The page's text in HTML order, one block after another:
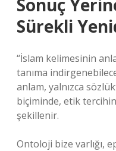
Sonuç
Sürekli
“İslam kelimesinin
tanıma
anlam, yalnızca
biçiminde, etik
şekillenir.
Ontoloji bize varlığı,